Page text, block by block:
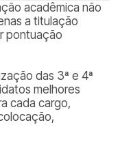
acadêmica não
a titulação
pontuação
das 3ª e 4ª
melhores
cada cargo,